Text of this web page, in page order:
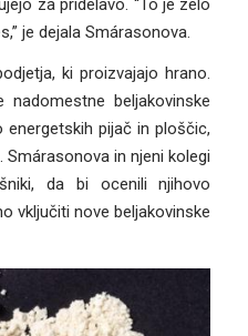
za pridelavo. “To je zelo
je dejala Smárasonova.
ki proizvajajo hrano.
beljakovinske
pijač in ploščic,
Smárasonova in njeni kolegi
da bi ocenili njihovo
vključiti nove beljakovinske